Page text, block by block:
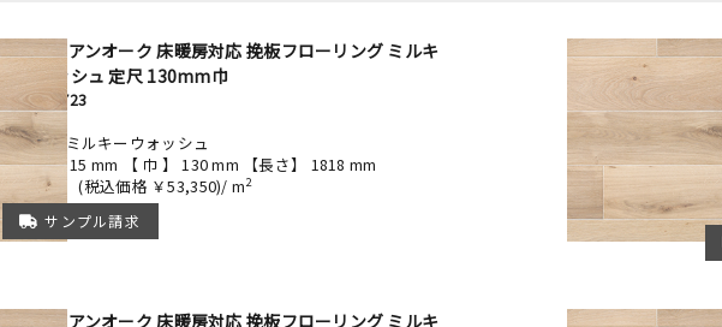
ヨーロピアンオーク 床暖房対応 挽板フローリング ミルキ
ーウォッシュ 定尺 130mm巾
FEKE22-723
セレクト
ウレタンミルキーウォッシュ
【厚み】 15 mm 【 巾 】 130 mm 【長さ】 1818 mm
￥48,500
(税込価格 ￥53,350)/ m2
サンプル請求
ヨーロピアンオーク 床暖房対応 挽板フローリング ミルキ